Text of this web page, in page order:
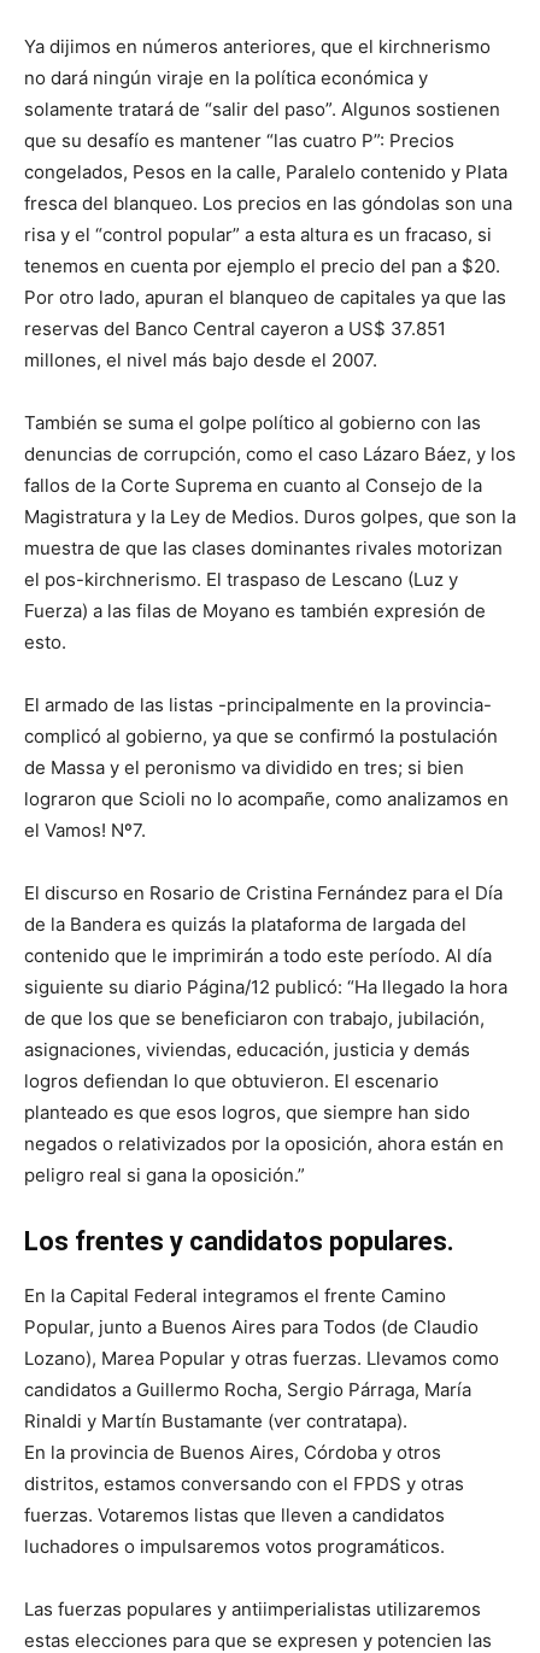
Ya dijimos en números anteriores, que el kirchnerismo
no dará ningún viraje en la política económica y
solamente tratará de “salir del paso”. Algunos sostienen
que su desafío es mantener “las cuatro P”: Precios
congelados, Pesos en la calle, Paralelo contenido y Plata
fresca del blanqueo. Los precios en las góndolas son una
risa y el “control popular” a esta altura es un fracaso, si
tenemos en cuenta por ejemplo el precio del pan a $20.
Por otro lado, apuran el blanqueo de capitales ya que las
reservas del Banco Central cayeron a US$ 37.851
millones, el nivel más bajo desde el 2007.
También se suma el golpe político al gobierno con las
denuncias de corrupción, como el caso Lázaro Báez, y los
fallos de la Corte Suprema en cuanto al Consejo de la
Magistratura y la Ley de Medios. Duros golpes, que son la
muestra de que las clases dominantes rivales motorizan
el pos-kirchnerismo. El traspaso de Lescano (Luz y
Fuerza) a las filas de Moyano es también expresión de
esto.
El armado de las listas -principalmente en la provincia-
complicó al gobierno, ya que se confirmó la postulación
de Massa y el peronismo va dividido en tres; si bien
lograron que Scioli no lo acompañe, como analizamos en
el Vamos! Nº7.
El discurso en Rosario de Cristina Fernández para el Día
de la Bandera es quizás la plataforma de largada del
contenido que le imprimirán a todo este período. Al día
siguiente su diario Página/12 publicó: “Ha llegado la hora
de que los que se beneficiaron con trabajo, jubilación,
asignaciones, viviendas, educación, justicia y demás
logros defiendan lo que obtuvieron. El escenario
planteado es que esos logros, que siempre han sido
negados o relativizados por la oposición, ahora están en
peligro real si gana la oposición.”
Los frentes y candidatos populares.
En la Capital Federal integramos el frente Camino
Popular, junto a Buenos Aires para Todos (de Claudio
Lozano), Marea Popular y otras fuerzas. Llevamos como
candidatos a Guillermo Rocha, Sergio Párraga, María
Rinaldi y Martín Bustamante (ver contratapa).
En la provincia de Buenos Aires, Córdoba y otros
distritos, estamos conversando con el FPDS y otras
fuerzas. Votaremos listas que lleven a candidatos
luchadores o impulsaremos votos programáticos.
Las fuerzas populares y antiimperialistas utilizaremos
estas elecciones para que se expresen y potencien las